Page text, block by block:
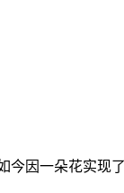
因一朵花实现